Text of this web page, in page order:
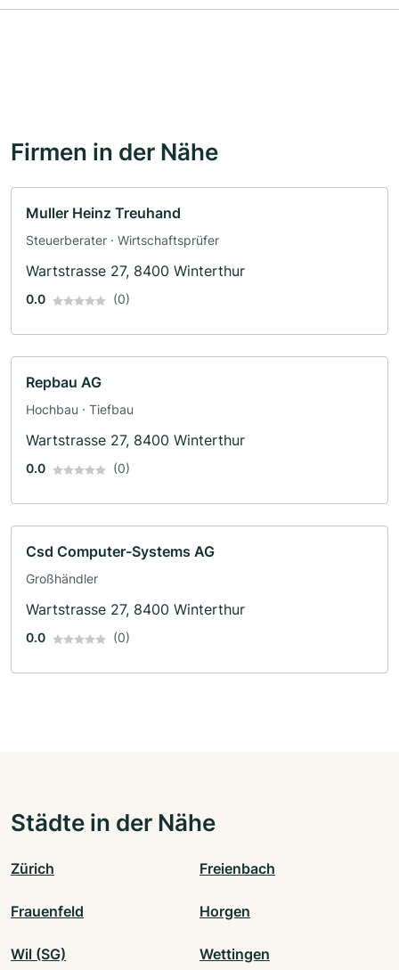
Firmen in der Nähe
Muller Heinz Treuhand
Steuerberater · Wirtschaftsprüfer
Wartstrasse 27, 8400 Winterthur
0.0 (0)
Repbau AG
Hochbau · Tiefbau
Wartstrasse 27, 8400 Winterthur
0.0 (0)
Csd Computer-Systems AG
Großhändler
Wartstrasse 27, 8400 Winterthur
0.0 (0)
Städte in der Nähe
Zürich Freienbach
Frauenfeld Horgen
Wil (SG) Wettingen